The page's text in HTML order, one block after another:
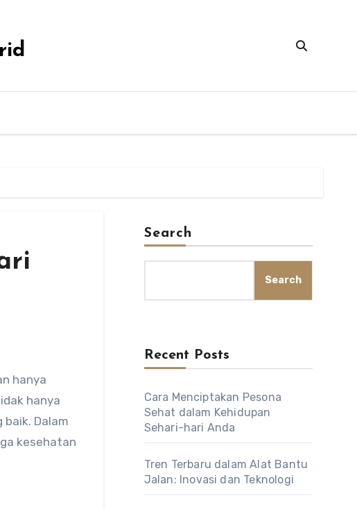
hanya
Dalam
kesehatan
Search
Search
Recent Posts
Cara Menciptakan Pesona
Sehat dalam Kehidupan
Sehari-hari Anda
Tren Terbaru dalam Alat Bantu
Jalan: Inovasi dan Teknologi